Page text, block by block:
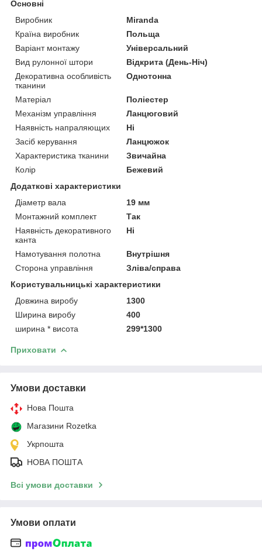
Основні
Виробник
Miranda
Країна виробник
Польща
Варіант монтажу
Універсальний
Вид рулонної штори
Відкрита (День-Ніч)
Декоративна особливість
тканини
Однотонна
Матеріал
Поліестер
Механізм управління
Ланцюговий
Наявність напраляющих
Ні
Засіб керування
Ланцюжок
Характеристика тканини
Звичайна
Колір
Бежевий
Додаткові характеристики
Діаметр вала
19 мм
Монтажний комплект
Так
Наявність декоративного
канта
Ні
Намотування полотна
Внутрішня
Сторона управління
Зліва/справа
Користувальницькі характеристики
Довжина виробу
1300
Ширина виробу
400
ширина * висота
299*1300
Приховати
Умови доставки
Нова Пошта
Магазини Rozetka
Укрпошта
НОВА ПОШТА
Всі умови доставки
Умови оплати